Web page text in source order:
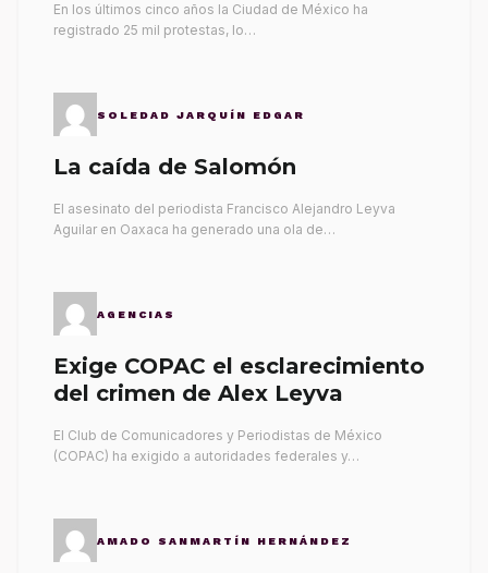
En los últimos cinco años la Ciudad de México ha
registrado 25 mil protestas, lo…
SOLEDAD JARQUÍN EDGAR
La caída de Salomón
El asesinato del periodista Francisco Alejandro Leyva
Aguilar en Oaxaca ha generado una ola de…
AGENCIAS
Exige COPAC el esclarecimiento
del crimen de Alex Leyva
El Club de Comunicadores y Periodistas de México
(COPAC) ha exigido a autoridades federales y…
AMADO SANMARTÍN HERNÁNDEZ